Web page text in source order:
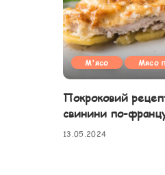
М'ясо Мясо
Покроковий
свинини по-
13.05.2024